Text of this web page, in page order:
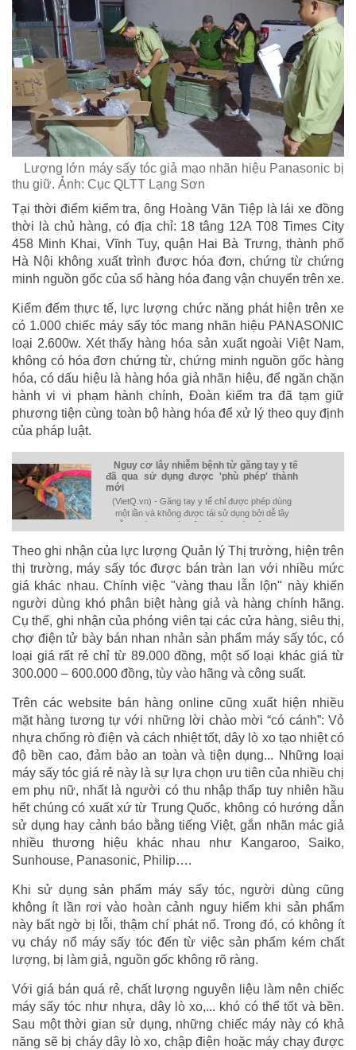
Lượng lớn máy sấy tóc giả mạo nhãn hiệu Panasonic bị
thu giữ. Ảnh: Cục QLTT Lạng Sơn
Tại thời điểm kiểm tra, ông Hoàng Văn Tiệp là lái xe đồng
thời là chủ hàng, có địa chỉ: 18 tâng 12A T08 Times City
458 Minh Khai, Vĩnh Tuy, quận Hai Bà Trưng, thành phố
Hà Nội không xuất trình được hóa đơn, chứng từ chứng
minh nguồn gốc của số hàng hóa đang vận chuyển trên xe.
Kiểm đếm thực tế, lực lượng chức năng phát hiện trên xe
có 1.000 chiếc máy sấy tóc mang nhãn hiệu PANASONIC
loại 2.600w. Xét thấy hàng hóa sản xuất ngoài Việt Nam,
không có hóa đơn chứng từ, chứng minh nguồn gốc hàng
hóa, có dấu hiệu là hàng hóa giả nhãn hiệu, để ngăn chặn
hành vi vi phạm hành chính, Đoàn kiểm tra đã tạm giữ
phương tiện cùng toàn bộ hàng hóa để xử lý theo quy định
của pháp luật.
Nguy cơ lây nhiễm bệnh từ găng tay y tế
đã qua sử dụng được 'phù phép' thành
mới
(VietQ.vn) - Găng tay y tế chỉ được phép dùng
một lần và không được tái sử dụng bởi dễ lây
tay y tế đã qua sử dụng đã được thu gom và tái
chế.
Theo ghi nhận của lực lượng Quản lý Thị trường, hiện trên
thị trường, máy sấy tóc được bán tràn lan với nhiều mức
giá khác nhau. Chính việc "vàng thau lẫn lộn" này khiến
người dùng khó phân biệt hàng giả và hàng chính hãng.
Cụ thể, ghi nhận của phóng viên tại các cửa hàng, siêu thị,
chợ điện tử bày bán nhan nhản sản phẩm máy sấy tóc, có
loại giá rất rẻ chỉ từ 89.000 đồng, một số loại khác giá từ
300.000 – 600.000 đồng, tùy vào hãng và công suất.
Trên các website bán hàng online cũng xuất hiện nhiều
mặt hàng tương tự với những lời chào mời “có cánh”: Vỏ
nhựa chống rò điện và cách nhiệt tốt, dây lò xo tạo nhiệt có
độ bền cao, đảm bảo an toàn và tiện dụng... Những loại
máy sấy tóc giá rẻ này là sự lựa chọn ưu tiên của nhiều chị
em phụ nữ, nhất là người có thu nhập thấp tuy nhiên hầu
hết chúng có xuất xứ từ Trung Quốc, không có hướng dẫn
sử dụng hay cảnh báo bằng tiếng Việt, gắn nhãn mác giả
nhiều thương hiệu khác nhau như Kangaroo, Saiko,
Sunhouse, Panasonic, Philip….
Khi sử dụng sản phẩm máy sấy tóc, người dùng cũng
không ít lần rơi vào hoàn cảnh nguy hiểm khi sản phẩm
này bất ngờ bị lỗi, thậm chí phát nổ. Trong đó, có không ít
vụ cháy nổ máy sấy tóc đến từ việc sản phẩm kém chất
lượng, bị làm giả, nguồn gốc không rõ ràng.
Với giá bán quá rẻ, chất lượng nguyên liệu làm nên chiếc
máy sấy tóc như nhựa, dây lò xo,... khó có thể tốt và bền.
Sau một thời gian sử dụng, những chiếc máy này có khả
năng sẽ bị cháy dây lò xo, chập điện hoặc máy chạy được